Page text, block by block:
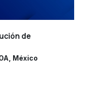
de
México